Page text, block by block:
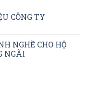
CÔNG TY
NGHỀ CHO HỘ
NGÃI